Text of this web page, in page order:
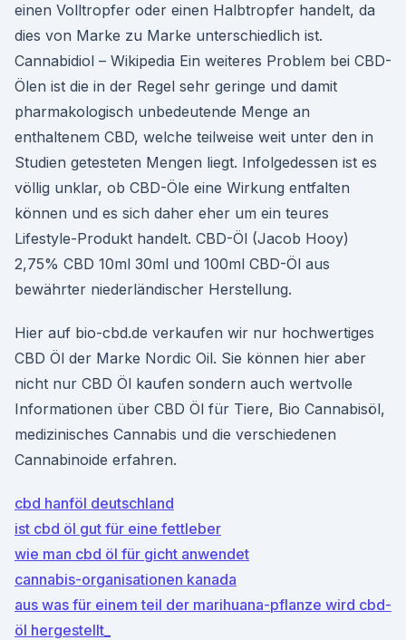
einen Volltropfer oder einen Halbtropfer handelt, da
dies von Marke zu Marke unterschiedlich ist.
Cannabidiol – Wikipedia Ein weiteres Problem bei CBD-
Ölen ist die in der Regel sehr geringe und damit
pharmakologisch unbedeutende Menge an
enthaltenem CBD, welche teilweise weit unter den in
Studien getesteten Mengen liegt. Infolgedessen ist es
völlig unklar, ob CBD-Öle eine Wirkung entfalten
können und es sich daher eher um ein teures
Lifestyle-Produkt handelt. CBD-Öl (Jacob Hooy)
2,75% CBD 10ml 30ml und 100ml CBD-Öl aus
bewährter niederländischer Herstellung.
Hier auf bio-cbd.de verkaufen wir nur hochwertiges
CBD Öl der Marke Nordic Oil. Sie können hier aber
nicht nur CBD Öl kaufen sondern auch wertvolle
Informationen über CBD Öl für Tiere, Bio Cannabisöl,
medizinisches Cannabis und die verschiedenen
Cannabinoide erfahren.
cbd hanföl deutschland
ist cbd öl gut für eine fettleber
wie man cbd öl für gicht anwendet
cannabis-organisationen kanada
aus was für einem teil der marihuana-pflanze wird cbd-
öl hergestellt_